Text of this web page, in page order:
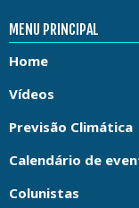
MENU PRINCIPAL
Home
Vídeos
Previsão Climática
Calendário de
Colunistas